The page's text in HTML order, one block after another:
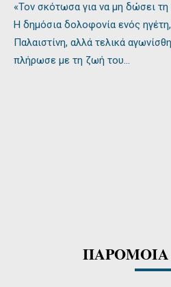
«Τον σκότωσα για να μη δώσει
Η δημόσια δολοφονία ενός
Παλαιστίνη, αλλά τελικά
πλήρωσε με τη ζωή του…